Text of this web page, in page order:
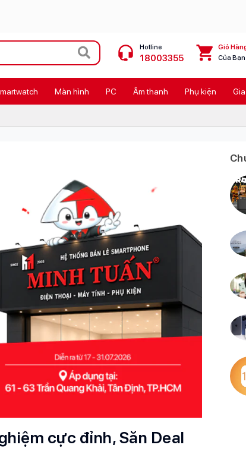
Galaxy Z8 Series
Ốp lưng Apple
Cốc sạc Apple
Hotline
18003355
Giỏ
Của Bạn
Màn hình PC Âm thanh Phụ kiện
cực đỉnh, Săn Deal